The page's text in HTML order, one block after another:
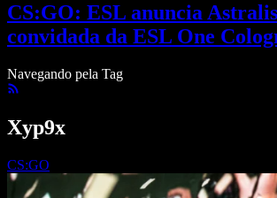
CS:GO: ESL anuncia
convidada da ESL One
Navegando pela Tag
Xyp9x
CS:GO